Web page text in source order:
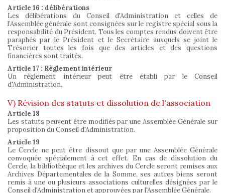
Article 16 : délibérations
Les délibérations du Conseil d'Administration et celles de
l’Assemblée générale sont consignées sur le registre spécial sous la
responsabilité du Président. Tous les comptes rendus doivent être
paraphés par le Président et le Secrétaire auxquels se joint le
Trésorier toutes les fois que des articles et des questions
financières sont traités.
Article 17 : Règlement intérieur
Un règlement intérieur peut être établi par le Conseil
d'Administration.
V) Révision des statuts et dissolution de l'association
Article 18
Les statuts peuvent être modifiés par une Assemblée Générale sur
proposition du Conseil d'Administration.
Article 19
Le Cercle ne peut être dissout que par une Assemblée Générale
convoquée spécialement à cet effet. En cas de dissolution du
Cercle, la bibliothèque et les archives du Cercle seront remises aux
Archives Départementales de la Somme, ses autres biens seront
remis à une ou plusieurs associations culturelles désignées par le
Conseil d'Administration et approuvées par l'Assemblée Générale.